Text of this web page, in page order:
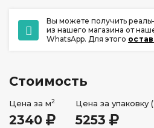
Вы можете получить
из нашего магазина от
WhatsApp. Для этого
Стоимость
Цена за м2
2340
Цена за упаковку
5253